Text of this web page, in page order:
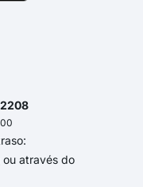
ou através do